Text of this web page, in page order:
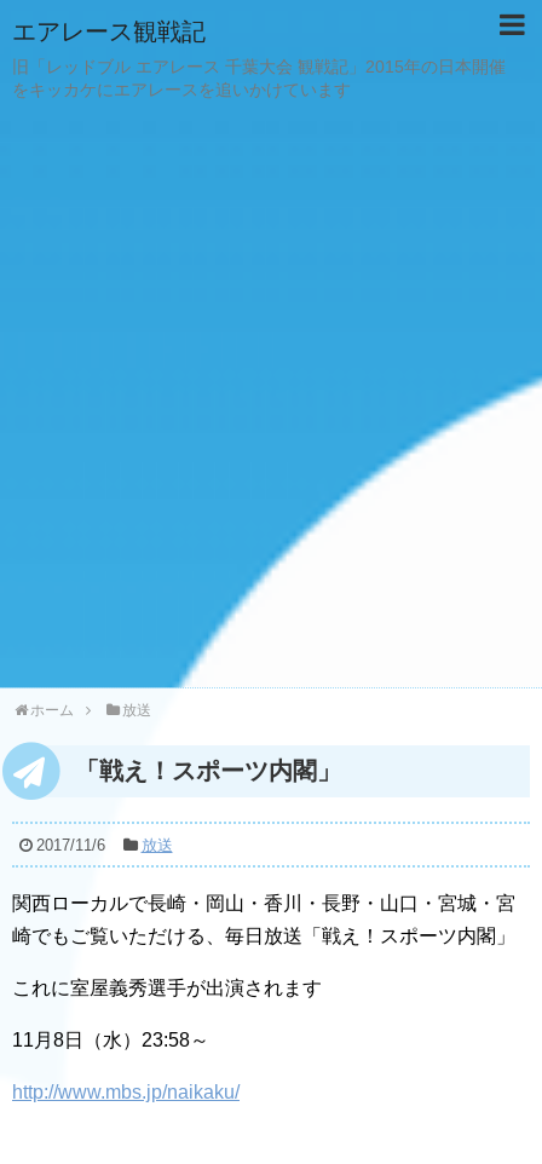
エアレース観戦記
旧「レッドブル エアレース 千葉大会 観戦記」2015年の日本開催
をキッカケにエアレースを追いかけています
ホーム 放送
「戦え！スポーツ内閣」
2017/11/6 放送
関西ローカルで長崎・岡山・香川・長野・山口・宮城・宮
崎でもご覧いただける、毎日放送「戦え！スポーツ内閣」
これに室屋義秀選手が出演されます
11月8日（水）23:58～
http://www.mbs.jp/naikaku/